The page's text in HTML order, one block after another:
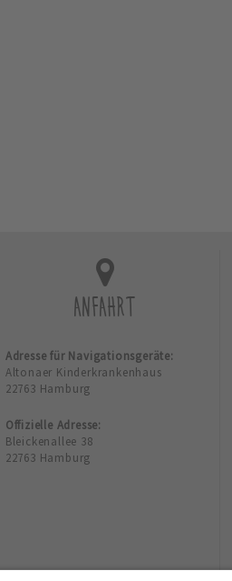
ANFAHRT
Adresse für Navigationsgeräte:
Altonaer Kinderkrankenhaus
22763 Hamburg
Offizielle Adresse:
Bleickenallee 38
22763 Hamburg